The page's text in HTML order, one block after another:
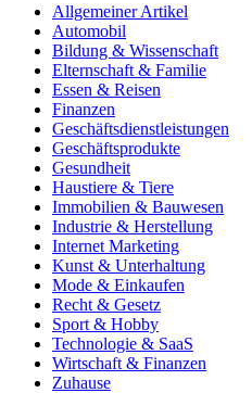
Allgemeiner Artikel
Automobil
Bildung & Wissenschaft
Elternschaft & Familie
Essen & Reisen
Finanzen
Geschäftsdienstleistungen
Geschäftsprodukte
Gesundheit
Haustiere & Tiere
Immobilien & Bauwesen
Industrie & Herstellung
Internet Marketing
Kunst & Unterhaltung
Mode & Einkaufen
Recht & Gesetz
Sport & Hobby
Technologie & SaaS
Wirtschaft & Finanzen
Zuhause